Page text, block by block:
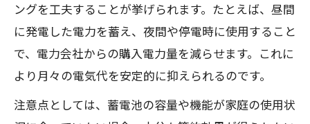
補助金内容から見る電気代節約のポイン
ト
電気代削減に直結する補助金の活用法と
申請のタイミングがカギとなる蓄電池補助制
ングを工夫することが挙げられます。たとえば、昼間
に発電した電力を蓄え、夜間や停電時に使用すること
で、電力会社からの購入電力量を減らせます。これに
より月々の電気代を安定的に抑えられるのです。
注意点としては、蓄電池の容量や機能が家庭の使用状